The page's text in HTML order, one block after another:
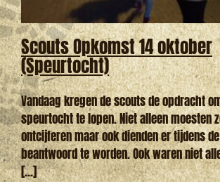
Scouts Opkomst 14 oktober
(Speurtocht)
Vandaag kregen de scouts de opdracht
speurtocht te lopen. Niet alleen moesten
ontcijferen maar ook dienden er tijdens
beantwoord te worden. Ook waren niet
[...]